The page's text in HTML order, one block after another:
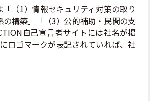
（1）情報セキュリティ対策の取り
構築」「（3）公的補助・民間の支
自己宣言者サイトには社名が掲
ロゴマークが表記されていれば、社